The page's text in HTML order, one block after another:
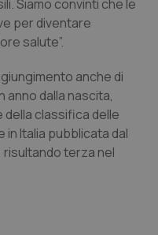
Ulcerosa
neurodegenerative
Siamo convinti che le
per diventare
salute”.
anche di
anno dalla nascita,
classifica delle
in Italia pubblicata dal
terza nel